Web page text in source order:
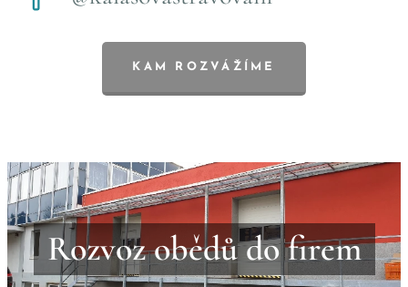
KAM ROZVÁŽÍME
Rozvoz obědů do firem